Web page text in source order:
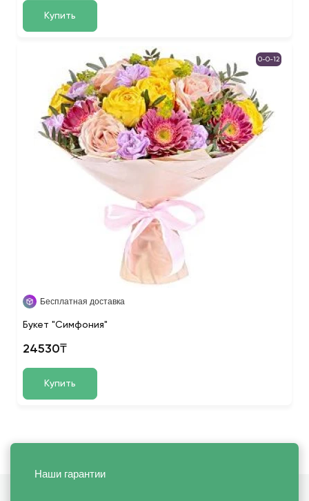
Купить
0-0-12
Бесплатная доставка
Букет "Симфония"
24530₸
Купить
Наши гарантии